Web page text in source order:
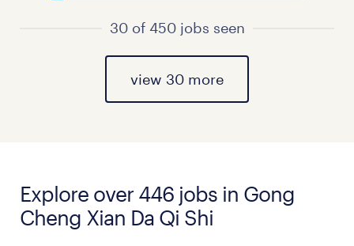
30 of 450 jobs seen
view 30 more
Explore over 446 jobs in Gong
Cheng Xian Da Qi Shi